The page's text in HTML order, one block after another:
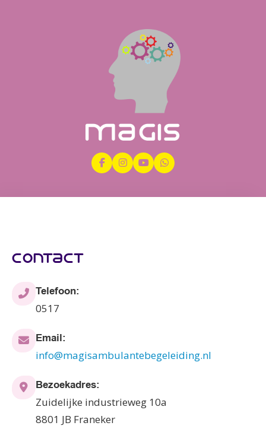
contact
Telefoon:
0517
Email:
info@magisambulantebegeleiding.nl
Bezoekadres:
Zuidelijke industrieweg 10a
8801 JB Franeker